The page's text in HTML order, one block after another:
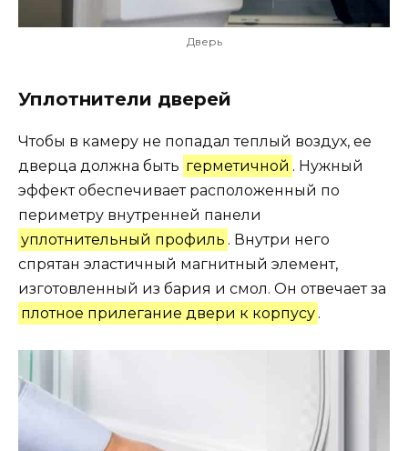
Дверь
Уплотнители дверей
Чтобы в камеру не попадал теплый воздух, ее
дверца должна быть герметичной . Нужный
эффект обеспечивает расположенный по
периметру внутренней панели
уплотнительный профиль . Внутри него
спрятан эластичный магнитный элемент,
изготовленный из бария и смол. Он отвечает за
плотное прилегание двери к корпусу .